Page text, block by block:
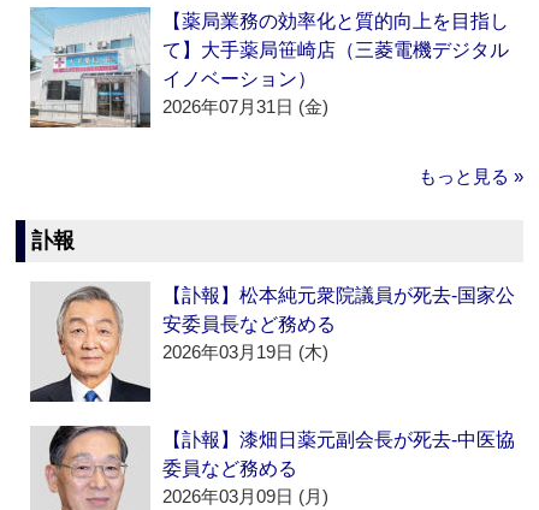
【薬局業務の効率化と質的向上を目指し
て】大手薬局笹崎店（三菱電機デジタル
イノベーション）
2026年07月31日 (金)
もっと見る »
訃報
【訃報】松本純元衆院議員が死去‐国家公
安委員長など務める
2026年03月19日 (木)
【訃報】漆畑日薬元副会長が死去‐中医協
委員など務める
2026年03月09日 (月)